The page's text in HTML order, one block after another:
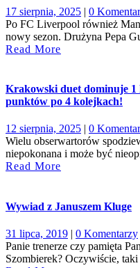
17 sierpnia, 202517
sierpnia,
2025
| 0
Po FC Liverpool również
nowy sezon. Drużyna Pepa
Read More
Krakowski duet dominuje
punktów po 4 kolejkach!
12 sierpnia, 202512
sierpnia,
2025
| 0
Wielu obserwartorów
niepokonana i może być
Read More
Wywiad z Januszem Kluge
31 lipca, 201931
lipca,
2019
| 0 Komentarzy
Panie trenerze czy pamięta
Szombierek? Oczywiście,